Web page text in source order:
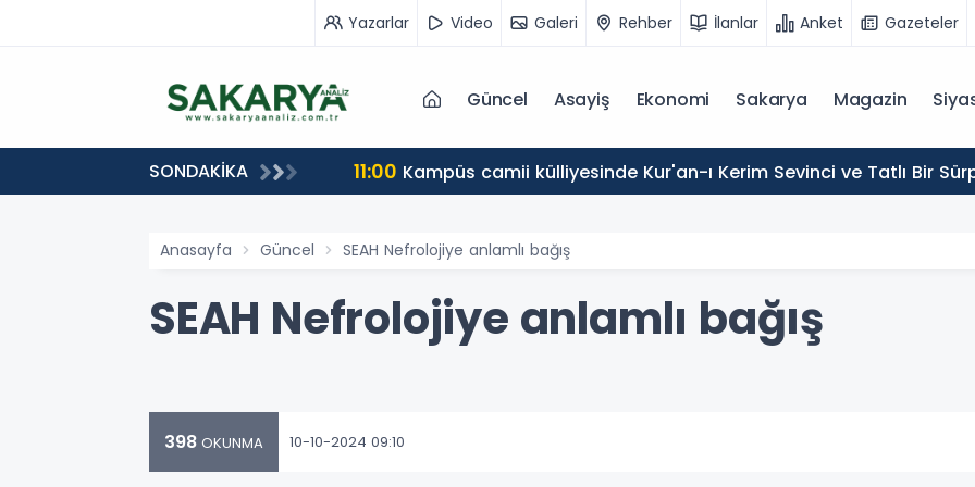
Yazarlar Video Galeri Rehber İlanlar Anket Gazeteler
Güncel Asayiş Ekonomi Sakarya Magazin
SONDAKİKA 11:00 Kampüs camii külliyesinde Kur'an-ı Kerim Sevinci ve Tatlı Bir
Anasayfa Güncel SEAH Nefrolojiye anlamlı bağış
SEAH Nefrolojiye anlamlı bağış
398 OKUNMA 10-10-2024 09:10